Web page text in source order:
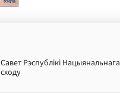
Савет Рэспублікі Нацыянальнага
сходу